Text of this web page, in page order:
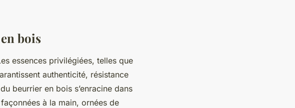
bois
essences privilégiées, telles que
authenticité, résistance
beurrier en bois s’enracine dans
à la main, ornées de